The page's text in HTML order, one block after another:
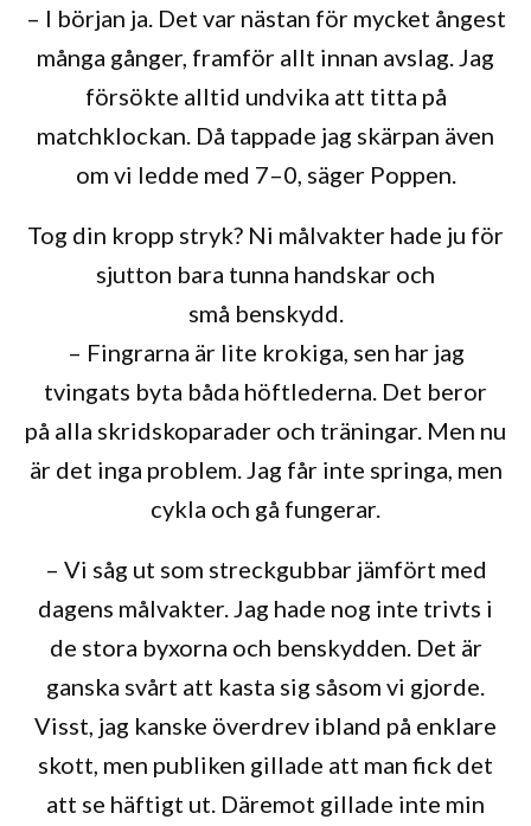
– I början ja. Det var nästan för mycket ångest
många gånger, framför allt innan avslag. Jag
försökte alltid undvika att titta på
matchklockan. Då tappade jag skärpan även
om vi ledde med 7–0, säger Poppen.
Tog din kropp stryk? Ni målvakter hade ju för
sjutton bara tunna handskar och
små benskydd.
– Fingrarna är lite krokiga, sen har jag
tvingats byta båda höftlederna. Det beror
på alla skridskoparader och träningar. Men nu
är det inga problem. Jag får inte springa, men
cykla och gå fungerar.
– Vi såg ut som streckgubbar jämfört med
dagens målvakter. Jag hade nog inte trivts i
de stora byxorna och benskydden. Det är
ganska svårt att kasta sig såsom vi gjorde.
Visst, jag kanske överdrev ibland på enklare
skott, men publiken gillade att man fick det
att se häftigt ut. Däremot gillade inte min